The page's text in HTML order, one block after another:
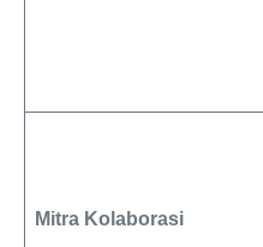
Mitra Kolaborasi